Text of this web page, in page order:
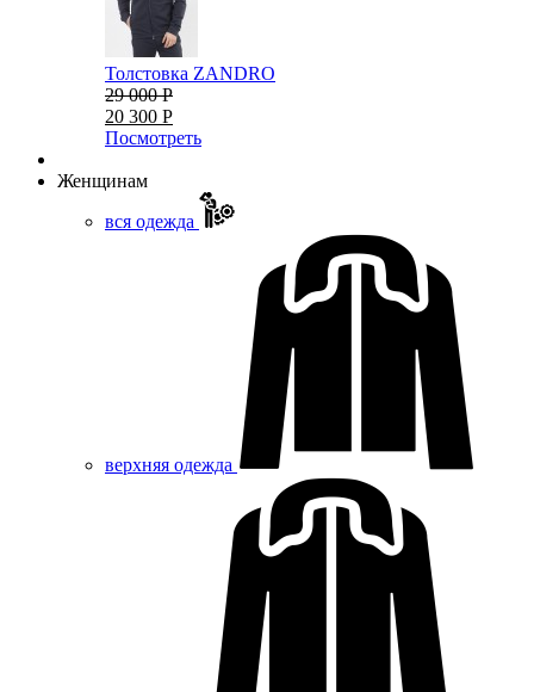
Толстовка ZANDRO
29 000 Р
20 300 Р
Посмотреть
Женщинам
вся одежда
верхняя одежда